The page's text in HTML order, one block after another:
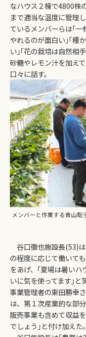
なハウス２棟で4800株
まで適当な温度に管理
ているメンバーらは｢一
やれるのが面白い｣｢種
い｣｢花の栽培は自然相
砂糖やレモン汁を加え
口々に話す。
メンバーと作業する青山
谷口徹也施設長(53)
の程度に応じて働いて
をあげ、｢夏場は暑い
いに気を使ってます｣と
事業管理者の東田勝幸
は、第１次産業的な部
販売事業も含めて収益
でしょう｣と付け加えた。